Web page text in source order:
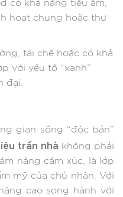
có khả năng tiêu âm,
hoạt chung hoặc thư
tái chế hoặc có khả
với yếu tố “xanh”
đại.
gian sống “độc bản”
trần nhà không phải
nâng cảm xúc, là lớp
mỹ của chủ nhân. Với
cao song hành với